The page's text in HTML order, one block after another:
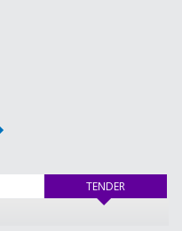
TENDER